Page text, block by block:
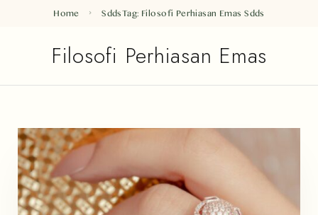
Home Sdds Tag: Filosofi Perhiasan Emas Sdds
Filosofi Perhiasan Emas